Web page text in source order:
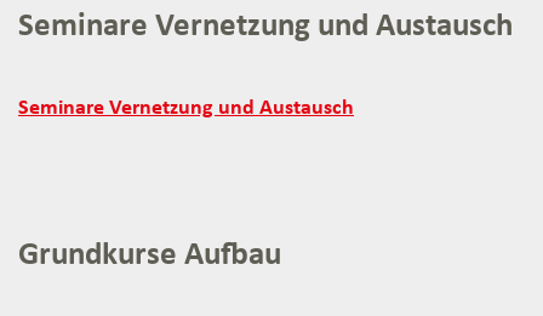
Seminare Vernetzung und Austausch
Seminare
Seminare Vernetzung und Austausch
Grundkurse Aufbau